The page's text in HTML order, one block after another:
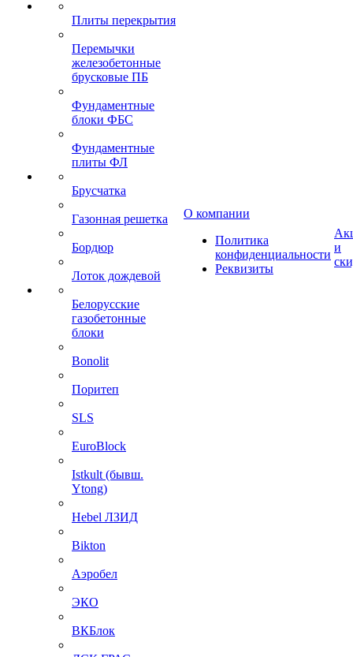
Плиты перекрытия
Перемычки
железобетонные
брусковые ПБ
Фундаментные
блоки ФБС
Фундаментные
плиты ФЛ
Брусчатка
Газонная решетка
Бордюр
Лоток дождевой
Белорусские
газобетонные
блоки
Bonolit
Поритеп
SLS
EuroBlock
Istkult (бывш.
Ytong)
Hebel ЛЗИД
Bikton
Аэробел
ЭКО
ВКБлок
О компании
Политика
конфиденциальности
Реквизиты
и